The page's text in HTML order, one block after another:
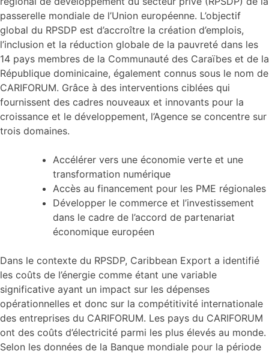
passerelle mondiale de l’Union européenne. L’objectif
global du RPSDP est d’accroître la création d’emplois,
l’inclusion et la réduction globale de la pauvreté dans les
14 pays membres de la Communauté des Caraïbes et de la
République dominicaine, également connus sous le nom de
CARIFORUM. Grâce à des interventions ciblées qui
fournissent des cadres nouveaux et innovants pour la
croissance et le développement, l’Agence se concentre sur
trois domaines.
Accélérer vers une économie verte et une
transformation numérique
Accès au financement pour les PME régionales
Développer le commerce et l’investissement
dans le cadre de l’accord de partenariat
économique européen
Dans le contexte du RPSDP, Caribbean Export a identifié
les coûts de l’énergie comme étant une variable
significative ayant un impact sur les dépenses
opérationnelles et donc sur la compétitivité internationale
des entreprises du CARIFORUM. Les pays du CARIFORUM
ont des coûts d’électricité parmi les plus élevés au monde.
Selon les données de la Banque mondiale pour la période